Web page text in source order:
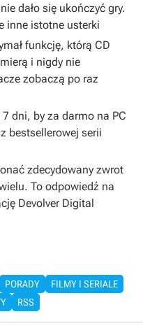
dało się ukończyć gry.
inne istotne usterki
funkcję, którą CD
i nigdy nie
zobaczą po raz
dni, by za darmo na PC
bestsellerowej serii
zdecydowany zwrot
To odpowiedź na
Devolver Digital
PORADY
FILMY I SERIALE
RSS